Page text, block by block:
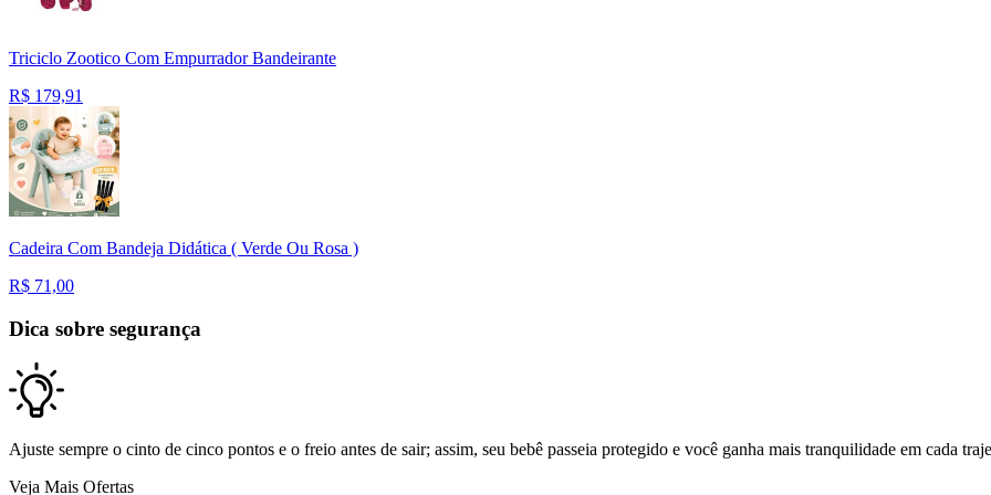
Triciclo Zootico Com Empurrador Bandeirante
R$ 179,91
Cadeira Com Bandeja Didática ( Verde Ou Rosa )
R$ 71,00
Dica sobre segurança
Ajuste sempre o cinto de cinco pontos e o freio antes de sair; assim, seu bebê passeia protegido e você ganha mais tranquilidade em cada
Veja Mais Ofertas